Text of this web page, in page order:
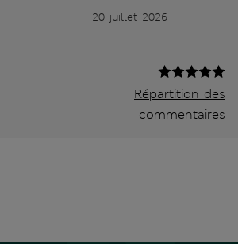
20 juillet 2026
Répartition des
commentaires